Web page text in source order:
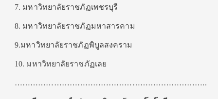
7. มหาวิทยาลัยราชภัฏเพชรบุรี
8. มหาวิทยาลัยราชภัฏมหาสารคาม
9.มหาวิทยาลัยราชภัฏพิบูลสงคราม
10. มหาวิทยาลัยราชภัฏเลย
………………………………………………………………..